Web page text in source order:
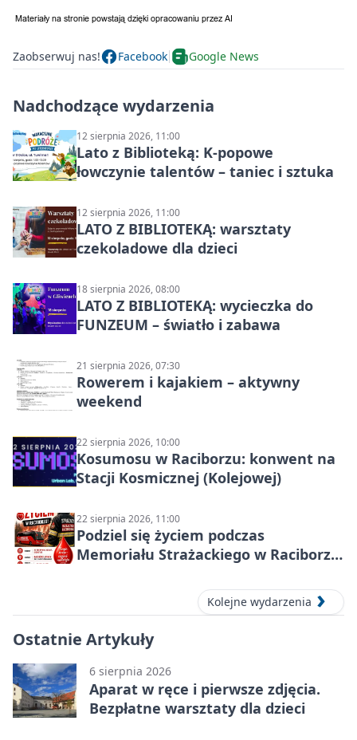
Zaobserwuj nas! Facebook Google News
Nadchodzące wydarzenia
12 sierpnia 2026, 11:00
Lato z Biblioteką: K-popowe
łowczynie talentów – taniec i sztuka
12 sierpnia 2026, 11:00
LATO Z BIBLIOTEKĄ: warsztaty
czekoladowe dla dzieci
18 sierpnia 2026, 08:00
LATO Z BIBLIOTEKĄ: wycieczka do
FUNZEUM – światło i zabawa
21 sierpnia 2026, 07:30
Rowerem i kajakiem – aktywny
weekend
22 sierpnia 2026, 10:00
Kosumosu w Raciborzu: konwent na
Stacji Kosmicznej (Kolejowej)
22 sierpnia 2026, 11:00
Podziel się życiem podczas
Memoriału Strażackiego w Raciborzu
Kolejne wydarzenia
Ostatnie Artykuły
6 sierpnia 2026
Aparat w ręce i pierwsze zdjęcia.
Bezpłatne warsztaty dla dzieci